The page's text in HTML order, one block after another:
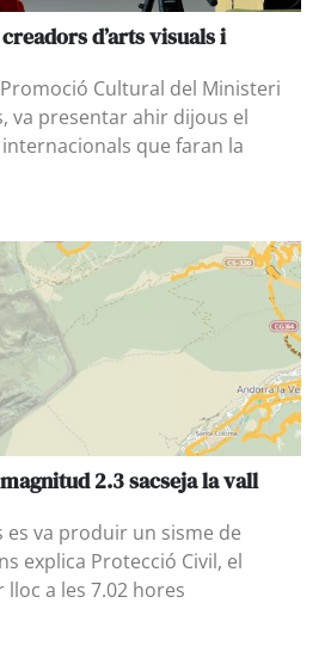
d’arts visuals i
Cultural del Ministeri
va presentar ahir dijous el
que faran la
2.3 sacseja la vall
es va produir un sisme de
explica Protecció Civil, el
a les 7.02 hores